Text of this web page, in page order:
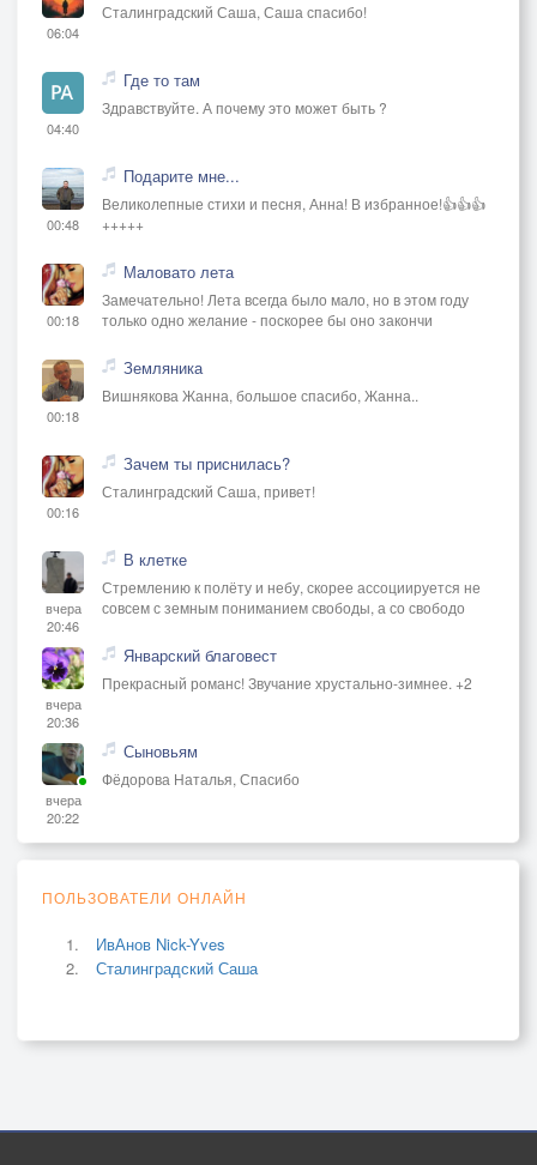
06:04
Сталинградский Саша, Саша спасибо!
04:40
Где то там
Здравствуйте. А почему это может быть ?
00:48
Подарите мне...
Великолепные стихи и песня, Анна! В избранное!👍👍👍
+++++
00:18
Маловато лета
Замечательно! Лета всегда было мало, но в этом году
только одно желание - поскорее бы оно закончи
00:18
Земляника
Вишнякова Жанна, большое спасибо, Жанна..
00:16
Зачем ты приснилась?
Сталинградский Саша, привет!
вчера
20:46
В клетке
Стремлению к полёту и небу, скорее ассоциируется не
совсем с земным пониманием свободы, а со свободо
вчера
20:36
Январский благовест
Прекрасный романс! Звучание хрустально-зимнее. +2
вчера
20:22
Сыновьям
Фёдорова Наталья, Спасибо
ПОЛЬЗОВАТЕЛИ ОНЛАЙН
ИвАнов Nick-Yves
Сталинградский Саша